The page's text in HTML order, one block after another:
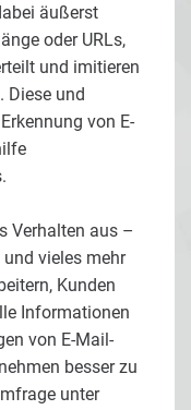
äußerst
oder URLs,
und imitieren
Diese und
von E-
Verhalten aus –
vieles mehr
Kunden
Informationen
von E-Mail-
besser zu
unter